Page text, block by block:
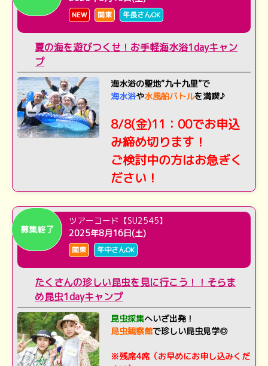
NEW 関東 年長さんOK
夏の海を遊びつくせ！お手軽海水浴1dayキャン
プ
海水浴の聖地“九十九里”で
海水浴や水風船バトルを満喫♪
8/8(金)11：00でお申込
み締め切ります！
ご検討中の方はお急ぎく
ださい！
募集終了
ツアーコード【SU2545】
2025年8月16日(土)
関東 年中さんOK
たくさんの珍しい昆虫を見に行こう！！そらま
め昆虫1dayキャンプ
昆虫採集へいざ出発！
昆虫観察館で珍しい昆虫見学◎
※残席4席（お早めにお申し込みくだ